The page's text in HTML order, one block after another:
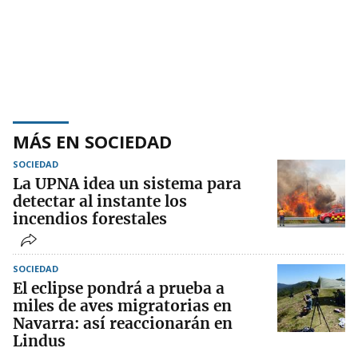
MÁS EN SOCIEDAD
SOCIEDAD
La UPNA idea un sistema para
detectar al instante los
incendios forestales
SOCIEDAD
El eclipse pondrá a prueba a
miles de aves migratorias en
Navarra: así reaccionarán en
Lindus